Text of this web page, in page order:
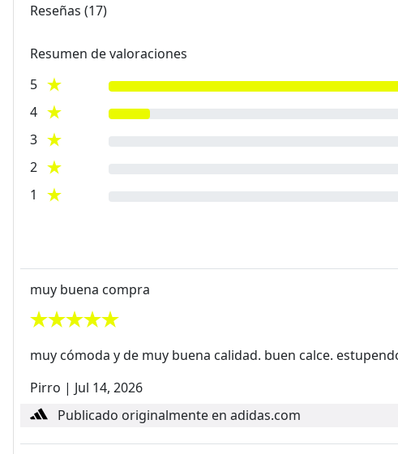
Reseñas (17)
Resumen de valoraciones
5
4
3
2
1
muy buena compra
muy cómoda y de muy buena calidad. buen calce.
Pirro | Jul 14, 2026
Publicado originalmente en adidas.com